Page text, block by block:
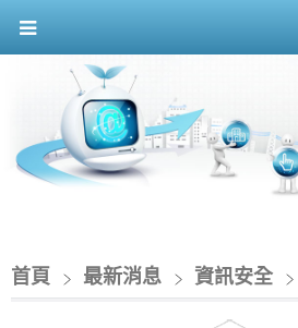
首頁 最新消息 資訊安全